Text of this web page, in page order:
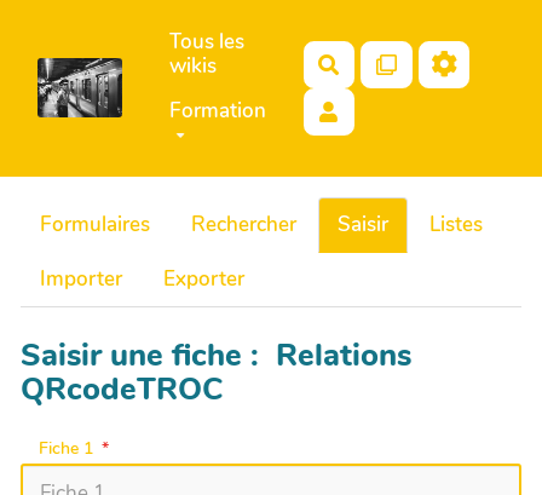
Aller au contenu principal
Tous les
wikis
Formation
Rechercher
Formulaires Rechercher Saisir
Listes
Importer
Exporter
Saisir une fiche : Relations
QRcodeTROC
Fiche 1